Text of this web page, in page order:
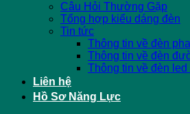
Câu Hỏi Thường Gặp
Tổng hợp kiểu dáng đèn
Tin tức
Thông tin về đèn
Thông tin về đèn
Thông tin về đèn
Liên hệ
Hồ Sơ Năng Lực